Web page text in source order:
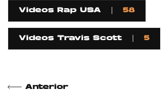
Videos Rap USA 58
Videos Travis Scott 5
Anterior